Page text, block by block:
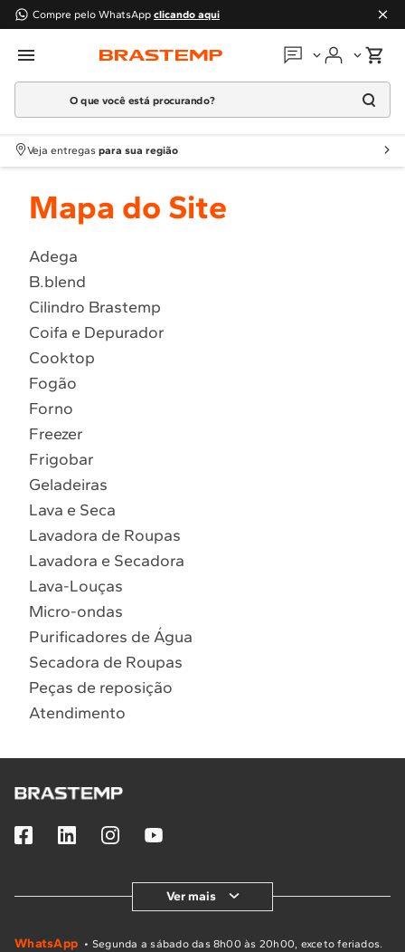
Compre pelo WhatsApp clicando aqui
Em que podemos
Atendimento Brastemp
Localizar assistência técnica
O que você está procurando?
Termos mais buscados
1º Geladeira
2
Fogao
4 º Lava Louça
5 º Cooktop
6º Microondas Brastemp
7º Forno
8º Embutir
9º Combos
Veja entregas para sua região
Mapa do Site
Adega
B.blend
Cilindro Brastemp
Coifa e Depurador
Cooktop
Fogão
Forno
Freezer
Frigobar
Geladeiras
Lava e Seca
Lavadora de Roupas
Lavadora e Secadora
Lava-Louças
Micro-ondas
Purificadores de Água
Secadora de Roupas
Peças de reposição
Atendimento
Ver mais
WhatsApp • Segunda a sábado das 8h00 às 20h00, exceto feriados.